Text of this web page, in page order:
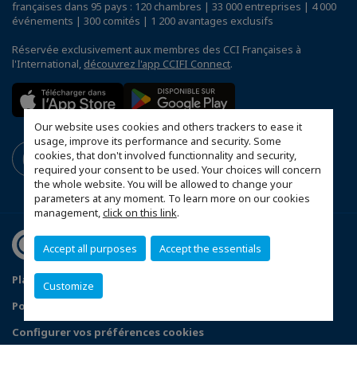
Our website uses cookies and others trackers to ease it
usage, improve its performance and security. Some
cookies, that don't involved functionnality and security,
required your consent to be used. Your choices will concern
the whole website. You will be allowed to change your
parameters at any moment. To learn more on our cookies
management,click on this link.
Accept all purposes Accept the essentials
Customize
françaises dans 95 pays : 120 chambres | 33 000 entreprises | 4 000
événements | 300 comités | 1 200 avantages exclusifs
Réservée exclusivement aux membres des CCI Françaises à
l'International, découvrez l'app CCIFI Connect.
Plan d'accès Genève
Politique de confidentialité
Configurer vos préférences cookies